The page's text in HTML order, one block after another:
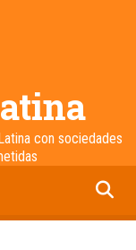
con sociedades